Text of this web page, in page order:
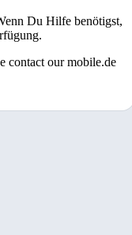
Du Hilfe benötigst,
contact our mobile.de